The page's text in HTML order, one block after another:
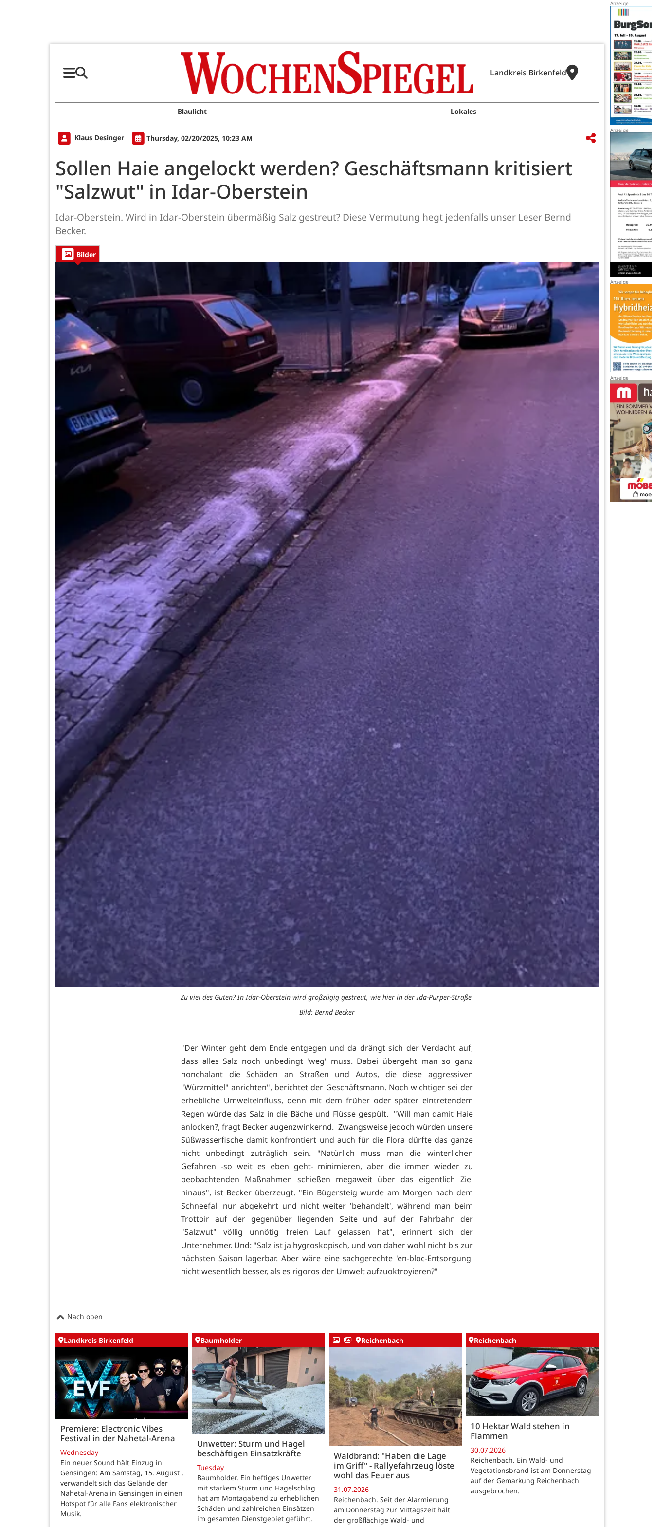
Landkreis Birkenfeld
Blaulicht Lokales
Klaus Desinger Thursday, 02/20/2025, 10:23 AM
Sollen Haie angelockt werden? Geschäftsmann kritisiert
"Salzwut" in Idar-Oberstein
Idar-Oberstein. Wird in Idar-Oberstein übermäßig Salz gestreut? Diese Vermutung hegt jedenfalls unser Leser Bernd
Becker.
Bilder
Zu viel des Guten? In Idar-Oberstein wird großzügig gestreut, wie hier in der Ida-Purper-Straße.
Bild: Bernd Becker
"Der Winter geht dem Ende entgegen und da drängt sich der Verdacht auf,
dass alles Salz noch unbedingt 'weg' muss. Dabei übergeht man so ganz
nonchalant die Schäden an Straßen und Autos, die diese aggressiven
"Würzmittel" anrichten", berichtet der Geschäftsmann. Noch wichtiger sei der
erhebliche Umwelteinfluss, denn mit dem früher oder später eintretendem
Regen würde das Salz in die Bäche und Flüsse gespült. "Will man damit Haie
anlocken?, fragt Becker augenzwinkernd. Zwangsweise jedoch würden unsere
Süßwasserfische damit konfrontiert und auch für die Flora dürfte das ganze
nicht unbedingt zuträglich sein. "Natürlich muss man die winterlichen
Gefahren -so weit es eben geht- minimieren, aber die immer wieder zu
beobachtenden Maßnahmen schießen megaweit über das eigentlich Ziel
hinaus", ist Becker überzeugt. "Ein Bügersteig wurde am Morgen nach dem
Schneefall nur abgekehrt und nicht weiter 'behandelt', während man beim
Trottoir auf der gegenüber liegenden Seite und auf der Fahrbahn der
"Salzwut" völlig unnötig freien Lauf gelassen hat", erinnert sich der
Unternehmer. Und: "Salz ist ja hygroskopisch, und von daher wohl nicht bis zur
nächsten Saison lagerbar. Aber wäre eine sachgerechte 'en-bloc-Entsorgung'
nicht wesentlich besser, als es rigoros der Umwelt aufzuoktroyieren?"
Nach oben
Landkreis Birkenfeld
Premiere: Electronic Vibes
Festival in der Nahetal-Arena
Wednesday
Ein neuer Sound hält Einzug in
Gensingen: Am Samstag, 15. August ,
verwandelt sich das Gelände der
Nahetal-Arena in Gensingen in einen
Hotspot für alle Fans elektronischer
Musik.
Baumholder
Unwetter: Sturm und Hagel
beschäftigen Einsatzkräfte
Tuesday
Baumholder. Ein heftiges Unwetter
mit starkem Sturm und Hagelschlag
hat am Montagabend zu erheblichen
Schäden und zahlreichen Einsätzen
im gesamten Dienstgebiet geführt.
Reichenbach
Waldbrand: "Haben die Lage
im Griff" - Rallyefahrzeug löste
wohl das Feuer aus
31.07.2026
Reichenbach. Seit der Alarmierung
am Donnerstag zur Mittagszeit hält
der großflächige Wald- und
Reichenbach
10 Hektar Wald stehen in
Flammen
30.07.2026
Reichenbach. Ein Wald- und
Vegetationsbrand ist am Donnerstag
auf der Gemarkung Reichenbach
ausgebrochen.